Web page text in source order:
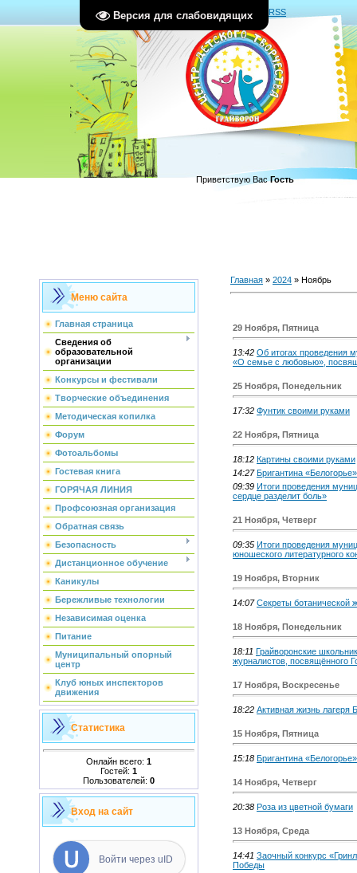
Версия для слабовидящих
Главная | Регистрация|Вход RSS
Приветствую Вас Гость
Меню сайта
Главная страница
Сведения об
образовательной
организации
Конкурсы и фестивали
Творческие объединения
Методическая копилка
Форум
Фотоальбомы
Гостевая книга
ГОРЯЧАЯ ЛИНИЯ
Профсоюзная организация
Обратная связь
Безопасность
Дистанционное обучение
Каникулы
Бережливые технологии
Независимая оценка
Питание
Муниципальный опорный
центр
Клуб юных инспекторов
движения
Статистика
Онлайн всего: 1
Гостей: 1
Пользователей: 0
Вход на сайт
Войти через uID
Главная » 2024 » Ноябрь
29 Ноября, Пятница
13:42 Об итогах проведения
«О семье с любовью»,
25 Ноября, Понедельник
17:32 Фунтик своими руками
22 Ноября, Пятница
18:12 Картины своими руками
14:27 Бригантина «Белогорье»
09:39 Итоги проведения
сердце разделит боль»
21 Ноября, Четверг
09:35 Итоги проведения
юношеского литературного
19 Ноября, Вторник
14:07 Секреты ботанической
18 Ноября, Понедельник
18:11 Грайворонские
журналистов, посвящённого
17 Ноября, Воскресенье
18:22 Активная жизнь лагеря
15 Ноября, Пятница
15:18 Бригантина «Белогорье»
14 Ноября, Четверг
20:38 Роза из цветной бумаги
13 Ноября, Среда
14:41 Заочный конкурс
Победы